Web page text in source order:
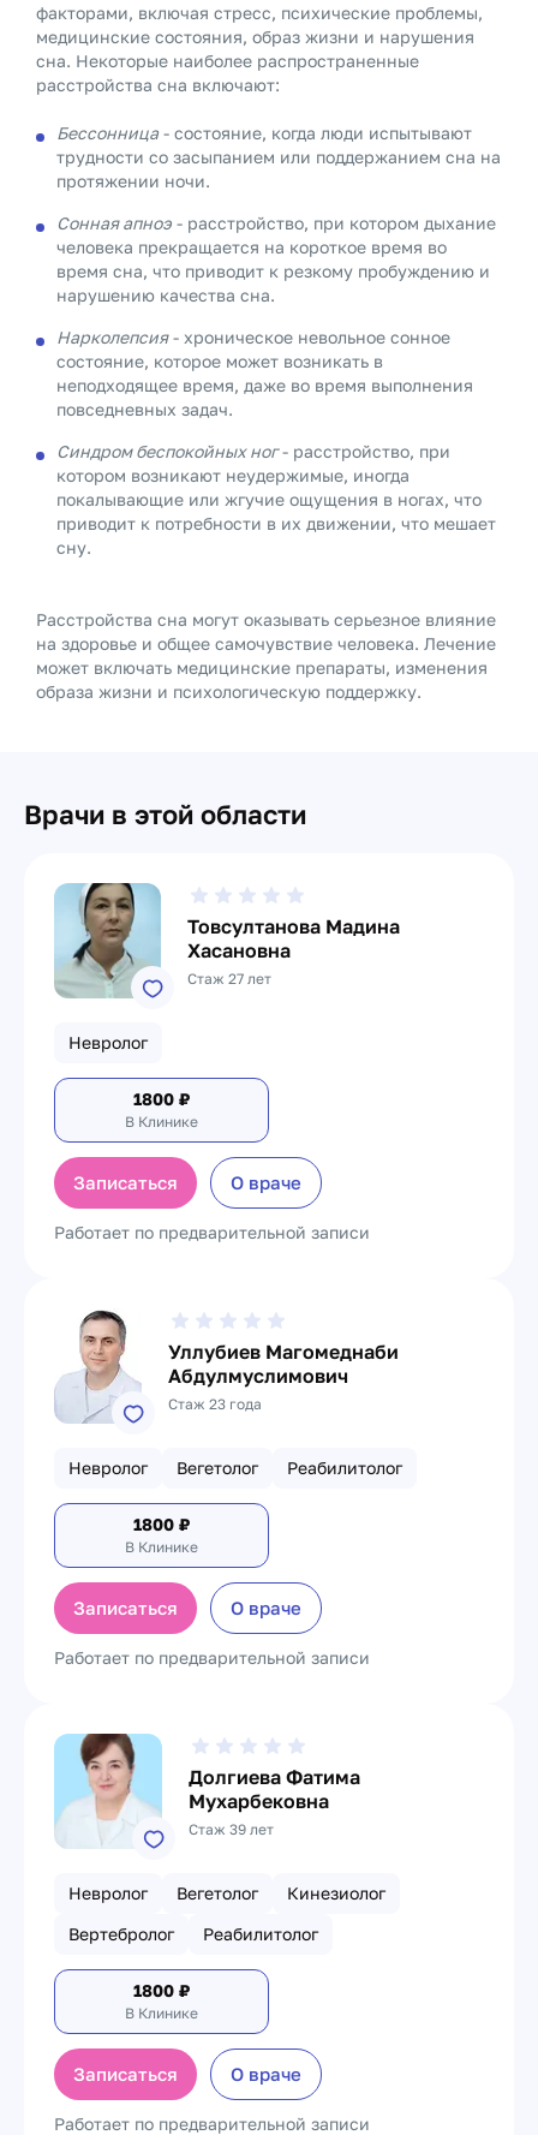
факторами, включая стресс, психические проблемы,
медицинские состояния, образ жизни и нарушения
сна. Некоторые наиболее распространенные
расстройства сна включают:
Бессонница- состояние, когда люди испытывают
трудности со засыпанием или поддержанием сна на
протяжении ночи.
Сонная апноэ - расстройство, при котором дыхание
человека прекращается на короткое время во
время сна, что приводит к резкому пробуждению и
нарушению качества сна.
Нарколепсия- хроническое невольное сонное
состояние, которое может возникать в
неподходящее время, даже во время выполнения
повседневных задач.
Синдром беспокойных ног- расстройство, при
котором возникают неудержимые, иногда
покалывающие или жгучие ощущения в ногах, что
приводит к потребности в их движении, что мешает
сну.
Расстройства сна могут оказывать серьезное влияние
на здоровье и общее самочувствие человека. Лечение
может включать медицинские препараты, изменения
образа жизни и психологическую поддержку.
Врачи в этой области
Товсултанова Мадина
Хасановна
Стаж 27 лет
Невролог
1800 ₽
В Клинике
Записаться О враче
Работает по предварительной записи
Уллубиев Магомеднаби
Абдулмуслимович
Стаж 23 года
Невролог Вегетолог Реабилитолог
1800 ₽
В Клинике
Записаться О враче
Работает по предварительной записи
Долгиева Фатима
Мухарбековна
Стаж 39 лет
Невролог Вегетолог
Кинезиолог
Вертебролог
Реабилитолог
1800 ₽
В Клинике
Записаться О враче
Работает по предварительной записи